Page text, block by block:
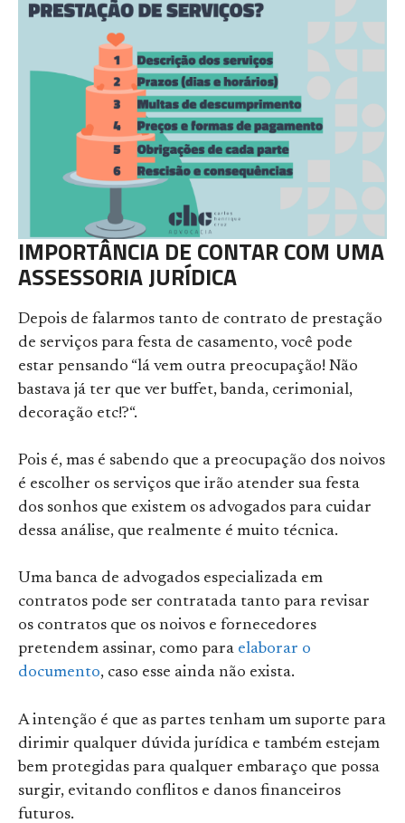
IMPORTÂNCIA DE CONTAR COM UMA
ASSESSORIA JURÍDICA
Depois de falarmos tanto de contrato de prestação
de serviços para festa de casamento, você pode
estar pensando “lá vem outra preocupação! Não
bastava já ter que ver buffet, banda, cerimonial,
decoração etc!?“.
Pois é, mas é sabendo que a preocupação dos noivos
é escolher os serviços que irão atender sua festa
dos sonhos que existem os advogados para cuidar
dessa análise, que realmente é muito técnica.
Uma banca de advogados especializada em
contratos pode ser contratada tanto para revisar
os contratos que os noivos e fornecedores
pretendem assinar, como para elaborar o
documento, caso esse ainda não exista.
A intenção é que as partes tenham um suporte para
dirimir qualquer dúvida jurídica e também estejam
bem protegidas para qualquer embaraço que possa
surgir, evitando conflitos e danos financeiros
futuros.